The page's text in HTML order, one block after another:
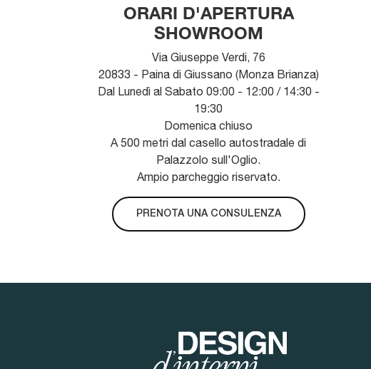
ORARI D'APERTURA
SHOWROOM
Via Giuseppe Verdi, 76
20833 - Paina di Giussano (Monza Brianza)
Dal Lunedì al Sabato 09:00 - 12:00 / 14:30 -
19:30
Domenica chiuso
A 500 metri dal casello autostradale di
Palazzolo sull'Oglio.
Ampio parcheggio riservato.
PRENOTA UNA CONSULENZA